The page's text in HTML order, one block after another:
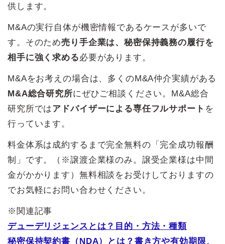
供します。
M&Aの実行自体が機密情報であるケースが多いで
す。そのため売り手企業は、秘密保持義務の履行を
相手に強く求める必要があります。
M&Aをお考えの場合は、多くのM&A仲介実績がある
M&A総合研究所にぜひご相談ください。M&A総合
研究所ではアドバイザーによる専任フルサポート を
行っています。
料金体系は成約するまで完全無料の「完全成功報酬
制」です。（※譲渡企業様のみ。譲受企業様は中間
金がかかります）無料相談をお受けしておりますの
でお気軽にお問い合わせください。
※関連記事
デューデリジェンスとは？目的・方法・種類
秘密保持契約書（NDA）とは？書き方や有効期限、